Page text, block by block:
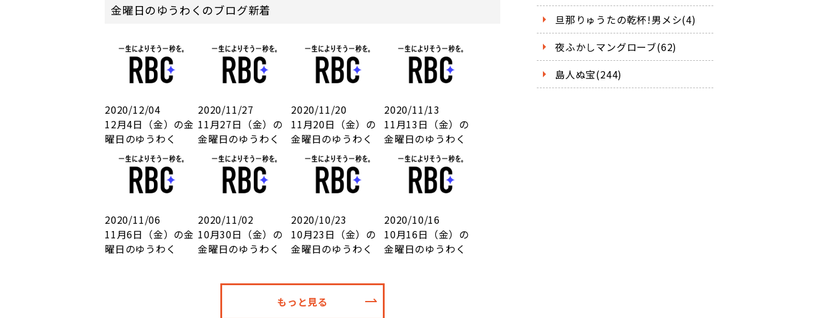
金曜日のゆうわくのブログ新着
2020/12/04
12月4日（金）の金
曜日のゆうわく
2020/11/27
11月27日（金）の
金曜日のゆうわく
2020/11/20
11月20日（金）の
金曜日のゆうわく
2020/11/13
11月13日（金）の
金曜日のゆうわく
2020/11/06
11月6日（金）の金
曜日のゆうわく
2020/11/02
10月30日（金）の
金曜日のゆうわく
2020/10/23
10月23日（金）の
金曜日のゆうわく
2020/10/16
10月16日（金）の
金曜日のゆうわく
もっと見る
旦那りゅうたの乾杯!男メシ(4)
夜ふかしマングローブ(62)
島人ぬ宝(244)